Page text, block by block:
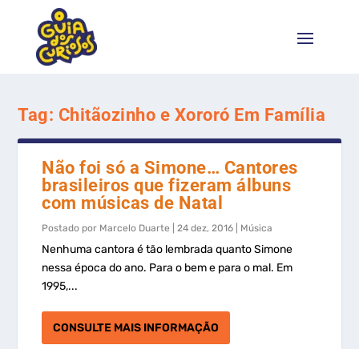
Tag: Chitãozinho e Xororó Em Família
Não foi só a Simone… Cantores
brasileiros que fizeram álbuns
com músicas de Natal
Postado por Marcelo Duarte |24 dez, 2016 Música
Nenhuma cantora é tão lembrada quanto Simone
nessa época do ano. Para o bem e para o mal. Em
1995,...
CONSULTE MAIS INFORMAÇÃO